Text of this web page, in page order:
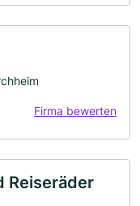
Firma bewerten
Reiseräder